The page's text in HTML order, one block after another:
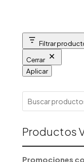
Filtrar
Cerrar
Aplicar
Productos
Promociones